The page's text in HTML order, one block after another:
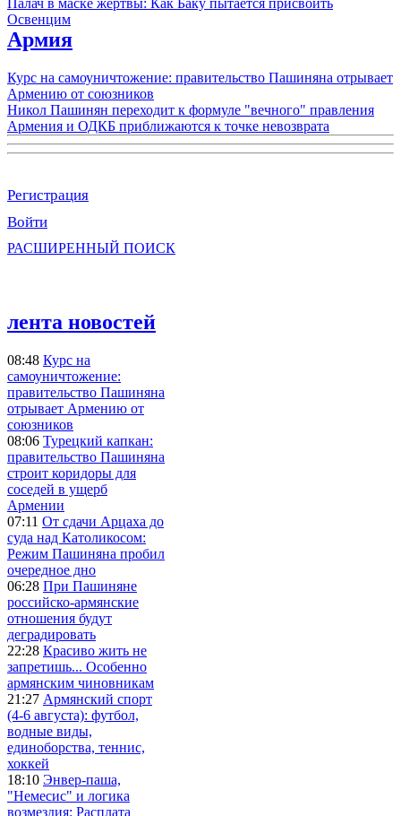
Освенцим
Армия
Курс на самоуничтожение: правительство Пашиняна отрывает
Армению от союзников
Никол Пашинян переходит к формуле "вечного" правления
Армения и ОДКБ приближаются к точке невозврата
Регистрация
Войти
РАСШИРЕННЫЙ ПОИСК
лента новостей
08:48 Курс на
самоуничтожение:
правительство Пашиняна
отрывает Армению от
союзников
08:06 Турецкий капкан:
правительство Пашиняна
строит коридоры для
соседей в ущерб
Армении
07:11 От сдачи Арцаха до
суда над Католикосом:
Режим Пашиняна пробил
очередное дно
06:28 При Пашиняне
российско-армянские
отношения будут
деградировать
22:28 Красиво жить не
запретишь... Особенно
армянским чиновникам
21:27 Армянский спорт
(4-6 августа): футбол,
водные виды,
единоборства, теннис,
хоккей
18:10 Энвер-паша,
"Немесис" и логика
возмездия: Расплата